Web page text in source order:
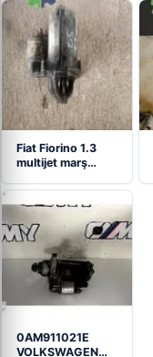
Fiat Fiorino 1.3
multijet marş
0AM911021E
VOLKSWAGEN